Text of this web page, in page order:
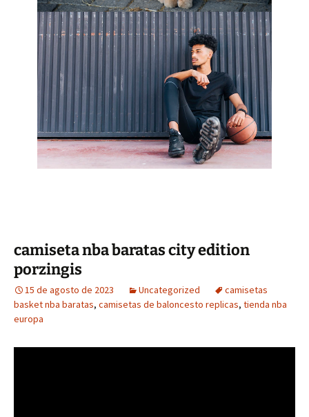
camiseta nba baratas city edition
porzingis
15 de agosto de 2023 Uncategorized
camisetas
basket nba baratas, camisetas de baloncesto replicas, tienda nba
europa